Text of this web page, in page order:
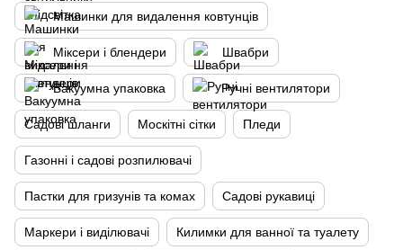
Машинки для видалення ковтунців
Міксери і блендери Швабри
Вакуумна упаковка Ручні вентилятори
Садові шланги Москітні сітки Пледи
Газонні і садові розпилювачі
Пастки для гризунів та комах Садові рукавиці
Маркери і виділювачі Килимки для ванної та туалету